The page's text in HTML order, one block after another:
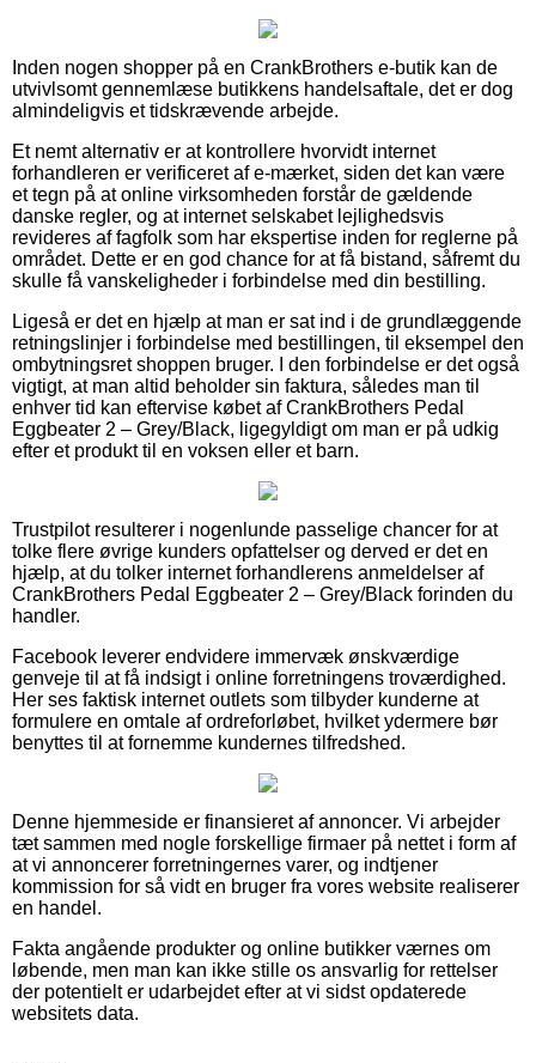
Inden nogen shopper på en CrankBrothers e-butik kan de
utvivlsomt gennemlæse butikkens handelsaftale, det er dog
almindeligvis et tidskrævende arbejde.
Et nemt alternativ er at kontrollere hvorvidt internet
forhandleren er verificeret af e-mærket, siden det kan være
et tegn på at online virksomheden forstår de gældende
danske regler, og at internet selskabet lejlighedsvis
revideres af fagfolk som har ekspertise inden for reglerne på
området. Dette er en god chance for at få bistand, såfremt du
skulle få vanskeligheder i forbindelse med din bestilling.
Ligeså er det en hjælp at man er sat ind i de grundlæggende
retningslinjer i forbindelse med bestillingen, til eksempel den
ombytningsret shoppen bruger. I den forbindelse er det også
vigtigt, at man altid beholder sin faktura, således man til
enhver tid kan eftervise købet af CrankBrothers Pedal
Eggbeater 2 – Grey/Black, ligegyldigt om man er på udkig
efter et produkt til en voksen eller et barn.
Trustpilot resulterer i nogenlunde passelige chancer for at
tolke flere øvrige kunders opfattelser og derved er det en
hjælp, at du tolker internet forhandlerens anmeldelser af
CrankBrothers Pedal Eggbeater 2 – Grey/Black forinden du
handler.
Facebook leverer endvidere immervæk ønskværdige
genveje til at få indsigt i online forretningens troværdighed.
Her ses faktisk internet outlets som tilbyder kunderne at
formulere en omtale af ordreforløbet, hvilket ydermere bør
benyttes til at fornemme kundernes tilfredshed.
Denne hjemmeside er finansieret af annoncer. Vi arbejder
tæt sammen med nogle forskellige firmaer på nettet i form af
at vi annoncerer forretningernes varer, og indtjener
kommission for så vidt en bruger fra vores website realiserer
en handel.
Fakta angående produkter og online butikker værnes om
løbende, men man kan ikke stille os ansvarlig for rettelser
der potentielt er udarbejdet efter at vi sidst opdaterede
websitets data.